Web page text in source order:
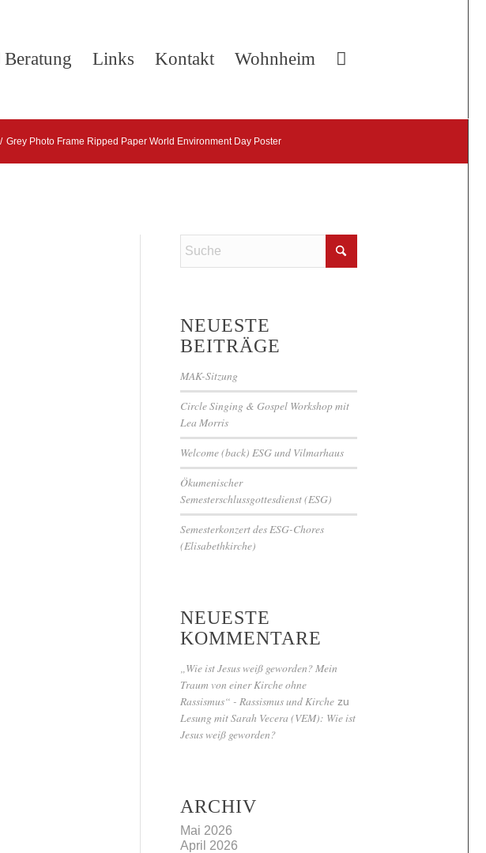
Links Kontakt Wohnheim
/ Grey Photo Frame Ripped Paper World Environment Day Poster
NEUESTE
BEITRÄGE
MAK-Sitzung
Circle Singing & Gospel Workshop mit
Lea Morris
Welcome (back) ESG und Vilmarhaus
Ökumenischer
Semesterschlussgottesdienst (ESG)
Semesterkonzert des ESG-Chores
(Elisabethkirche)
NEUESTE
KOMMENTARE
„Wie ist Jesus weiß geworden? Mein
Traum von einer Kirche ohne
Rassismus“ - Rassismus und Kirche zu
Lesung mit Sarah Vecera (VEM): Wie ist
Jesus weiß geworden?
ARCHIV
Mai 2026
April 2026